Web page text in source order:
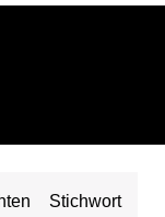
Stichwort